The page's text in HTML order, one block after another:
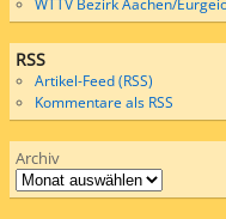
WTTV Bezirk Aachen/
RSS
Artikel-Feed (RSS)
Kommentare als RSS
Archiv